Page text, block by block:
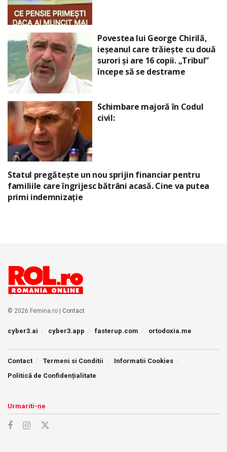
Povestea lui George Chirilă,
ieșeanul care trăiește cu două
surori și are 16 copii. „Tribul”
începe să se destrame
Schimbare majoră în Codul
civil:
Statul pregătește un nou sprijin financiar pentru
familiile care îngrijesc bătrâni acasă. Cine va putea
primi indemnizație
© 2026 Femina.ro | Contact
cyber3.ai cyber3.app fasterup.com ortodoxia.me
Contact Termeni si Conditii
Informatii Cookies
Politică de Confidențialitate
Urmariti-ne